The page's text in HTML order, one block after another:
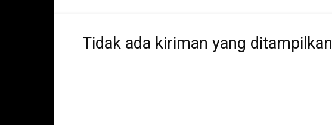
Tidak ada kiriman yang ditampilkan